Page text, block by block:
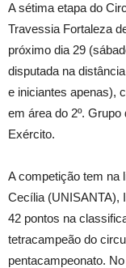
A sétima etapa do
Travessia Fortaleza
próximo dia 29
disputada na
e iniciantes apenas),
em área do 2º. Grupo
Exército.
A competição tem na
Cecília (UNISANTA),
42 pontos na
tetracampeão do
pentacampeonato.